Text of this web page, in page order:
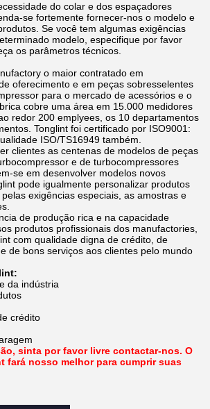
do colar e dos espaçadores
se fortemente fornecer-nos o modelo e
Se você tem algumas exigências
modelo, especifique por favor
os parâmetros técnicos.
o maior contratado em
oferecimento e em peças sobresselentes
para o mercado de acessórios e o
cobre uma área em 15.000 medidores
redor 200 emplyees, os 10 departamentos
Tonglint foi certificado por ISO9001:
ISO/TS16949 também.
clientes as centenas de modelos de peças
e de turbocompressores
se em desenvolver modelos novos
pode igualmente personalizar produtos
exigências especiais, as amostras e
de produção rica e na capacidade
produtos profissionais dos manufactories,
com qualidade digna de crédito, de
de bons serviços aos clientes pelo mundo
da indústria
crédito
sinta por favor livre contactar-nos. O
fará nosso melhor para cumprir suas